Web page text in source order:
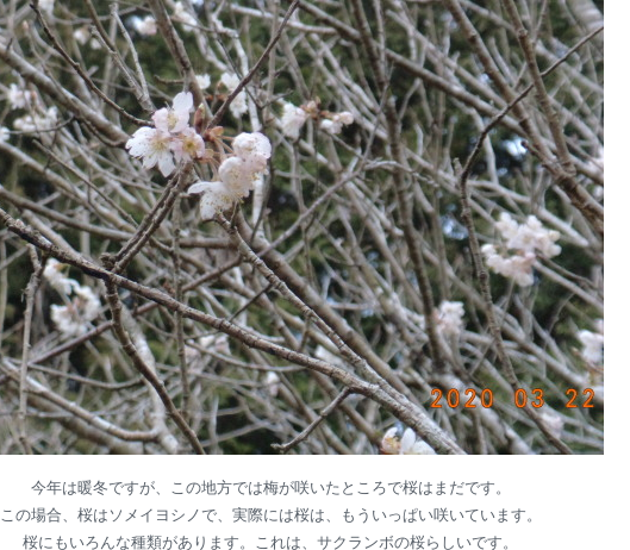
今年は暖冬ですが、この地方では梅が咲いたところで桜はまだです。
この場合、桜はソメイヨシノで、実際には桜は、もういっぱい咲いています。
桜にもいろんな種類があります。これは、サクランボの桜らしいです。